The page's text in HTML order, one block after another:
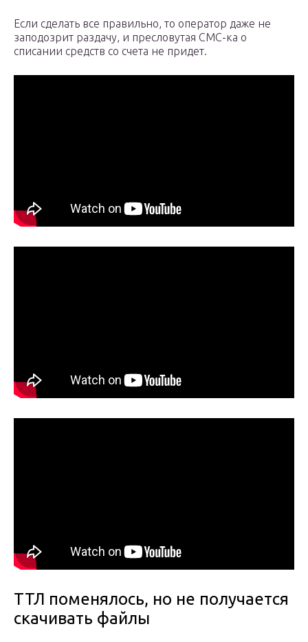
Если сделать все правильно, то оператор даже не
заподозрит раздачу, и пресловутая СМС-ка о
списании средств со счета не придет.
ТТЛ поменялось, но не получается
скачивать файлы